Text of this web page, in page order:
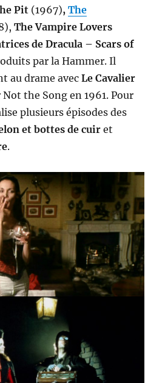
Pit (1967),The
The Vampire Lovers
de Dracula – Scars of
par la Hammer. Il
au drame avecLe Cavalier
the Song en 1961. Pour
plusieurs épisodes des
et bottes de cuir et
.